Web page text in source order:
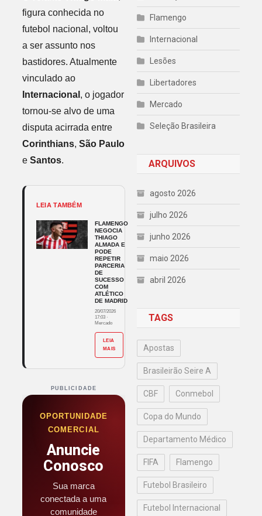
figura conhecida no
futebol nacional, voltou
a ser assunto nos
bastidores. Atualmente
vinculado ao
Internacional , o jogador
tornou-se alvo de uma
disputa acirrada entre
Corinthians, São Paulo
e Santos.
LEIA TAMBÉM
FLAMENGO
NEGOCIA
THIAGO
ALMADA E
PODE
REPETIR
PARCERIA
DE
SUCESSO
COM
ATLÉTICO
DE MADRID
20/07/2026
17:03 ·
Mercado
LEIA
MAIS
PUBLICIDADE
OPORTUNIDADE
COMERCIAL
Anuncie
Conosco
Sua marca
conectada a uma
comunidade
Flamengo
Internacional
Lesões
Libertadores
Mercado
Seleção Brasileira
ARQUIVOS
agosto 2026
julho 2026
junho 2026
maio 2026
abril 2026
TAGS
Apostas
Brasileirão Seire A
CBF Conmebol
Copa do Mundo
Departamento Médico
FIFA Flamengo
Futebol Brasileiro
Futebol Internacional